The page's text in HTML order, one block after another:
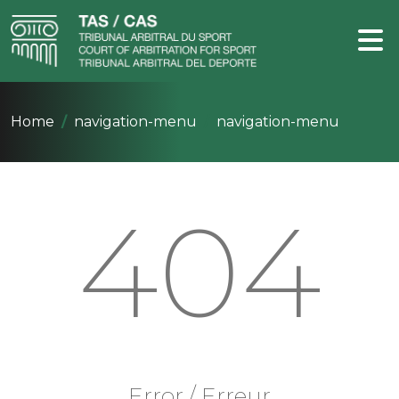
Home navigation-menu navigation-menu
404